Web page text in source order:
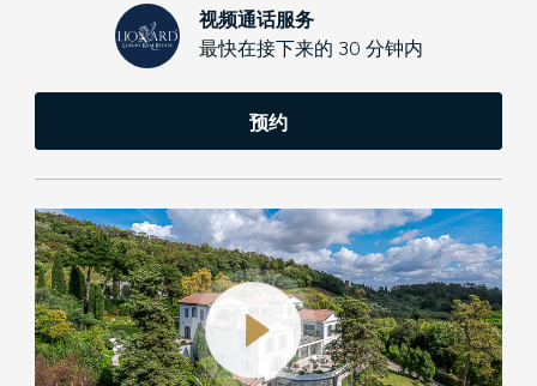
视频通话服务
最快在接下来的 30 分钟内
预约